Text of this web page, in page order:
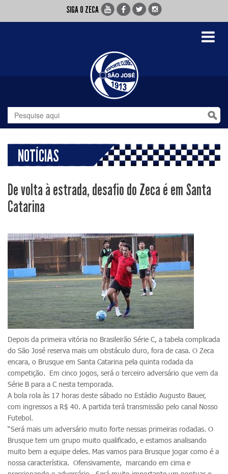
SIGA O ZECA
Toggle
NOTÍCIAS
De volta à estrada, desafio do Zeca é em Santa
Catarina
Depois da primeira vitória no Brasileirão Série C, a tabela complicada
do São José reserva mais um obstáculo duro, fora de casa. O Zeca
encara, o Brusque em Santa Catarina pela quinta rodada da
competição. Em cinco jogos, será o terceiro adversário que vem da
Série B para a C nesta temporada.
A bola rola às 17 horas deste sábado no Estádio Augusto Bauer,
com ingressos a R$ 40. A partida terá transmissão pelo canal Nosso
Futebol.
“Será mais um adversário muito forte nessas primeiras rodadas. O
Brusque tem um grupo muito qualificado, e estamos analisando
muito bem a equipe deles. Mas vamos para Brusque jogar como é a
nossa característica. Ofensivamente, marcando em cima e